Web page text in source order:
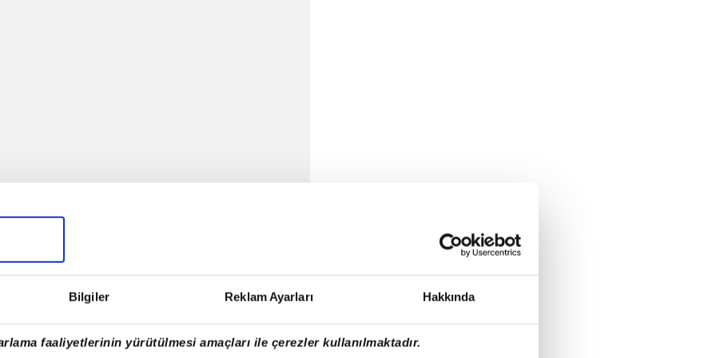
Bilgiler Reklam Ayarları Hakkında
faaliyetlerinin yürütülmesi amaçları ile çerezler kullanılmaktadır.
Kadiköy'de çocukluğu ve gençliği
okumuştur. Annesinin restoranında
'de de kısa süreli olarak bulunan Somer